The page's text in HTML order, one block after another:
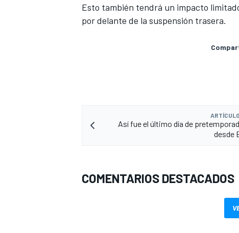
Esto también tendrá un impacto
por delante de la suspensión trasera.
Así fue el último día de
desde
COMENTARIOS DESTACADOS